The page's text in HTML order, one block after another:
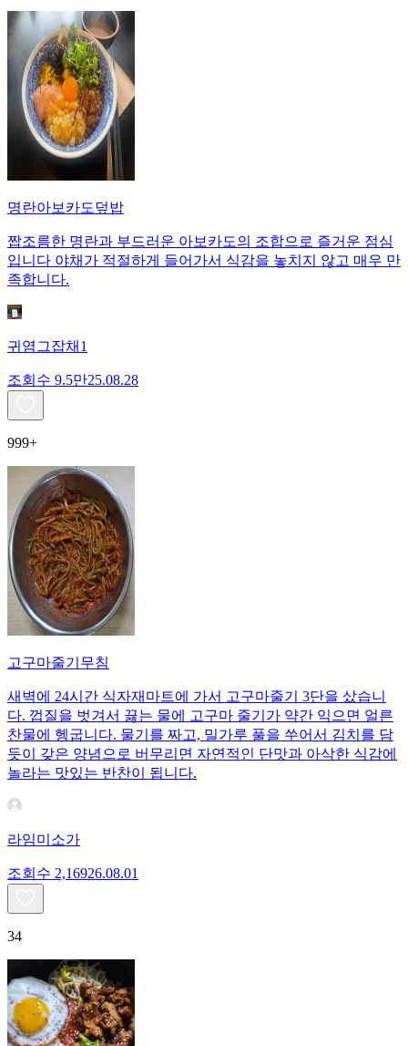
명란아보카도덮밥
짭조름한 명란과 부드러운 아보카도의 조합으로 즐거운 점심
입니다 야채가 적절하게 들어가서 식감을 놓치지 않고 매우 만
족합니다.
귀염그잡채1
조회수 9.5만25.08.28
999+
고구마줄기무침
새벽에 24시간 식자재마트에 가서 고구마줄기 3단을 샀습니
다. 껍질을 벗겨서 끓는 물에 고구마 줄기가 약간 익으면 얼른
찬물에 헹굽니다. 물기를 짜고, 밀가루 풀을 쑤어서 김치를 담
듯이 갖은 양념으로 버무리면 자연적인 단맛과 아삭한 식감에
놀라는 맛있는 반찬이 됩니다.
라임미소가
조회수 2,16926.08.01
34